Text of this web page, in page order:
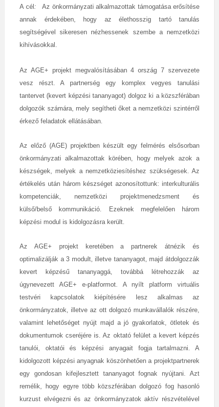
A cél : Az önkormányzati alkalmazottak támogatása erősítése
annak érdekében, hogy az élethosszig tartó tanulás
segítségével sikeresen nézhessenek szembe a nemzetközi
kihívásokkal.
Az AGE+ projekt megvalósításában 4 ország 7 szervezete
vesz részt. A partnerség egy komplex vegyes tanulási
tantervet (kevert képzési tananyagot) dolgoz ki a közszférában
dolgozók számára, mely segítheti őket a nemzetközi szintérről
érkező feladatok ellátásában.
Az előző (AGE) projektben készült egy felmérés elsősorban
önkormányzati alkalmazottak körében, hogy melyek azok a
készségek, melyek a nemzetköziesítéshez szükségesek. Az
értékelés után három készséget azonosítottunk: interkulturális
kompetenciák, nemzetközi projektmenedzsment és
külső/belső kommunikáció. Ezeknek megfelelően három
képzési modul is kidolgozásra került.
Az AGE+ projekt keretében a partnerek átnézik és
optimalizálják a 3 modult, illetve tananyagot, majd átdolgozzák
kevert képzésű tananyaggá, továbbá létrehozzák az
úgynevezett AGE+ e-platformot. A nyílt platform virtuális
testvéri kapcsolatok kiépítésére lesz alkalmas az
önkormányzatok, illetve az ott dolgozó munkavállalók részére,
valamint lehetőséget nyújt majd a jó gyakorlatok, ötletek és
dokumentumok cseréjére is. Az oktató felület a kevert képzés
tanulói, oktatói és képzési anyagait fogja tartalmazni. A
kidolgozott képzési anyagnak köszönhetően a projektpartnerek
egy gondosan kifejlesztett tananyagot fognak nyújtani. Azt
remélik, hogy egyre több közszférában dolgozó fog hasonló
kurzust elvégezni és az önkormányzatok aktív részvételével